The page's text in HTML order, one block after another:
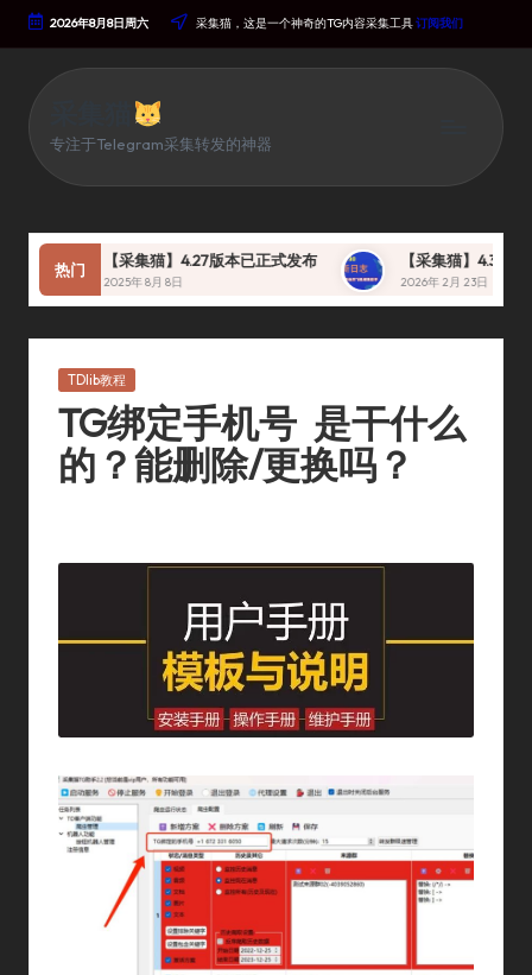
Skip
Content
2026年8月8日周六 采集猫，这是一个神奇的TG内容采集工具订阅我们
专注于Telegram采集转发的神器
热门【采集猫】4.27版本已正式发布
2025年 8月 8日
【采集猫】4.30 版本
2026年 2月 23日
Posted
In
TDlib教程
TG绑定手机号 是干什么
的？能删除/更换吗？